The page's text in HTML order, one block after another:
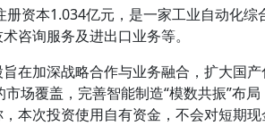
资本1.034亿元，是一家工业自动化
咨询服务及进出口业务等。
在加深战略合作与业务融合，扩大国产
场覆盖，完善智能制造“模数共振”布
本次投资使用自有资金，不会对短期现